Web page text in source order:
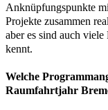
Anknüpfungspunkte
Projekte zusammen
aber es sind auch
kennt.
Welche
Raumfahrtjahr